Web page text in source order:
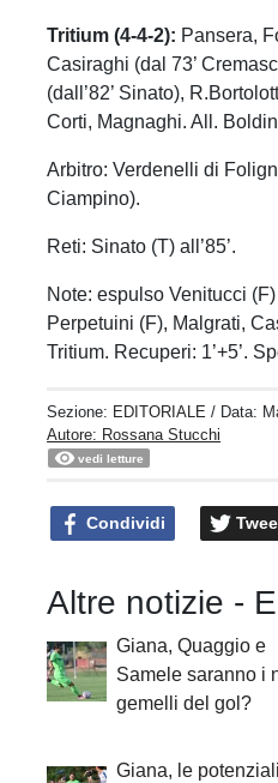
Tritium (4-4-2): Pansera,
Casiraghi (dal 73’
(dall’82’ Sinato),
Corti, Magnaghi. All.
Arbitro: Verdenelli di
Ciampino).
Reti: Sinato (T) all’85’.
Note: espulso Venitucci
Perpetuini (F), Malgrati,
Tritium. Recuperi: 1’+5’.
Sezione: EDITORIALE / Data:
Autore: Rossana Stucchi
vedi letture
Condividi
Altre notizie -
Giana, Quaggio e
Samele saranno i
gemelli del gol?
Giana, le